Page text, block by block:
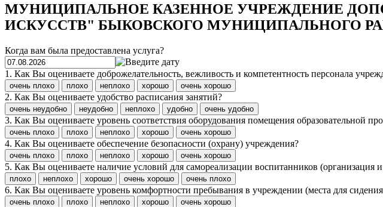
МУНИЦИПАЛЬНОЕ КАЗЕННОЕ УЧРЕЖДЕНИЕ
ИСКУССТВ" БЫКОВСКОГО МУНИЦИПАЛЬНОГО
Когда вам была предоставлена услуга?
1. Как Вы оцениваете доброжелательность, вежливость и компетентность персонала
очень плохо плохо неплохо хорошо очень хорошо
2. Как Вы оцениваете удобство расписания занятий?
очень неудобно неудобно неплохо удобно очень удобно
3. Как Вы оцениваете уровень соответствия оборудования помещения образовательной
очень плохо плохо неплохо хорошо очень хорошо
4. Как Вы оцениваете обеспечение безопасности (охрану) учреждения?
очень плохо плохо неплохо хорошо очень хорошо
5. Как Вы оцениваете наличие условий для самореализации воспитанников (организация
плохо неплохо хорошо очень хорошо очень плохо
6. Как Вы оцениваете уровень комфортности пребывания в учреждении (места для
очень плохо плохо неплохо хорошо очень хорошо